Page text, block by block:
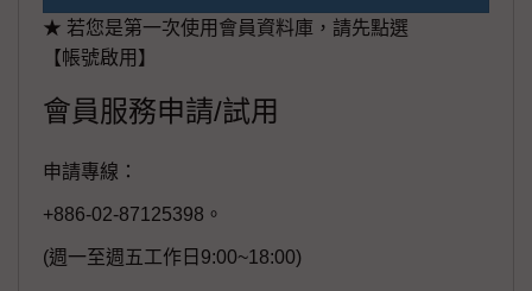
★ 若您是第一次使用會員資料庫，請先點選
【帳號啟用】
會員服務申請/試用
申請專線：
+886-02-87125398。
(週一至週五工作日9:00~18:00)